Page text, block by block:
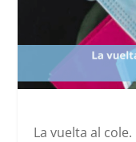
La vuelta al cole.